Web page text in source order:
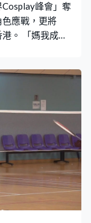
Cosplay峰會」奪
應戰，更將
。 「媽我成功
阿Lu飾演，服
「顏料除了特別
會發光，模仿
盡量貼近貓的
貓有四節骨。」
出，贏得全場總
世界比賽是一個
物獵人》如何
大廈，雖然香港
。一座山香港